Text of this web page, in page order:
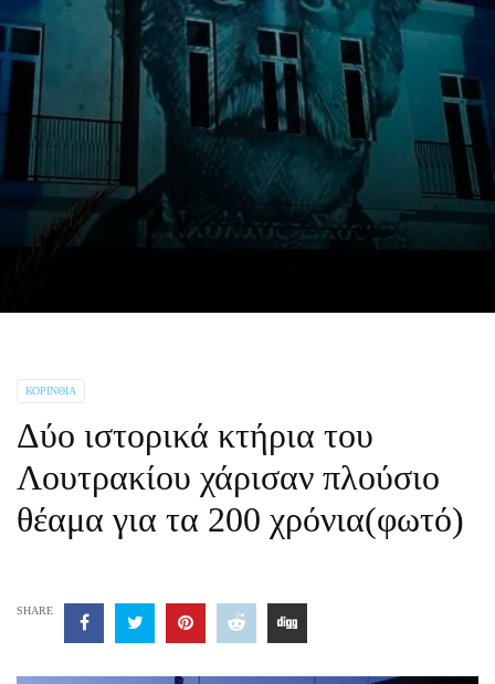
ΚΟΡΙΝΘΊΑ
Δύο ιστορικά κτήρια του
Λουτρακίου χάρισαν πλούσιο
θέαμα για τα 200 χρόνια(φωτό)
SHARE